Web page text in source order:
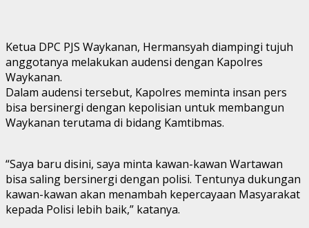
Ketua DPC PJS Waykanan, Hermansyah diampingi tujuh
anggotanya melakukan audensi dengan Kapolres
Waykanan.
Dalam audensi tersebut, Kapolres meminta insan pers
bisa bersinergi dengan kepolisian untuk membangun
Waykanan terutama di bidang Kamtibmas.
“Saya baru disini, saya minta kawan-kawan Wartawan
bisa saling bersinergi dengan polisi. Tentunya dukungan
kawan-kawan akan menambah kepercayaan Masyarakat
kepada Polisi lebih baik,” katanya.